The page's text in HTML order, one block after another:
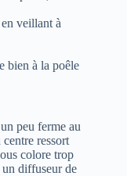
veillant à
bien à la poêle
peu ferme au
ressort
colore trop
diffuseur de